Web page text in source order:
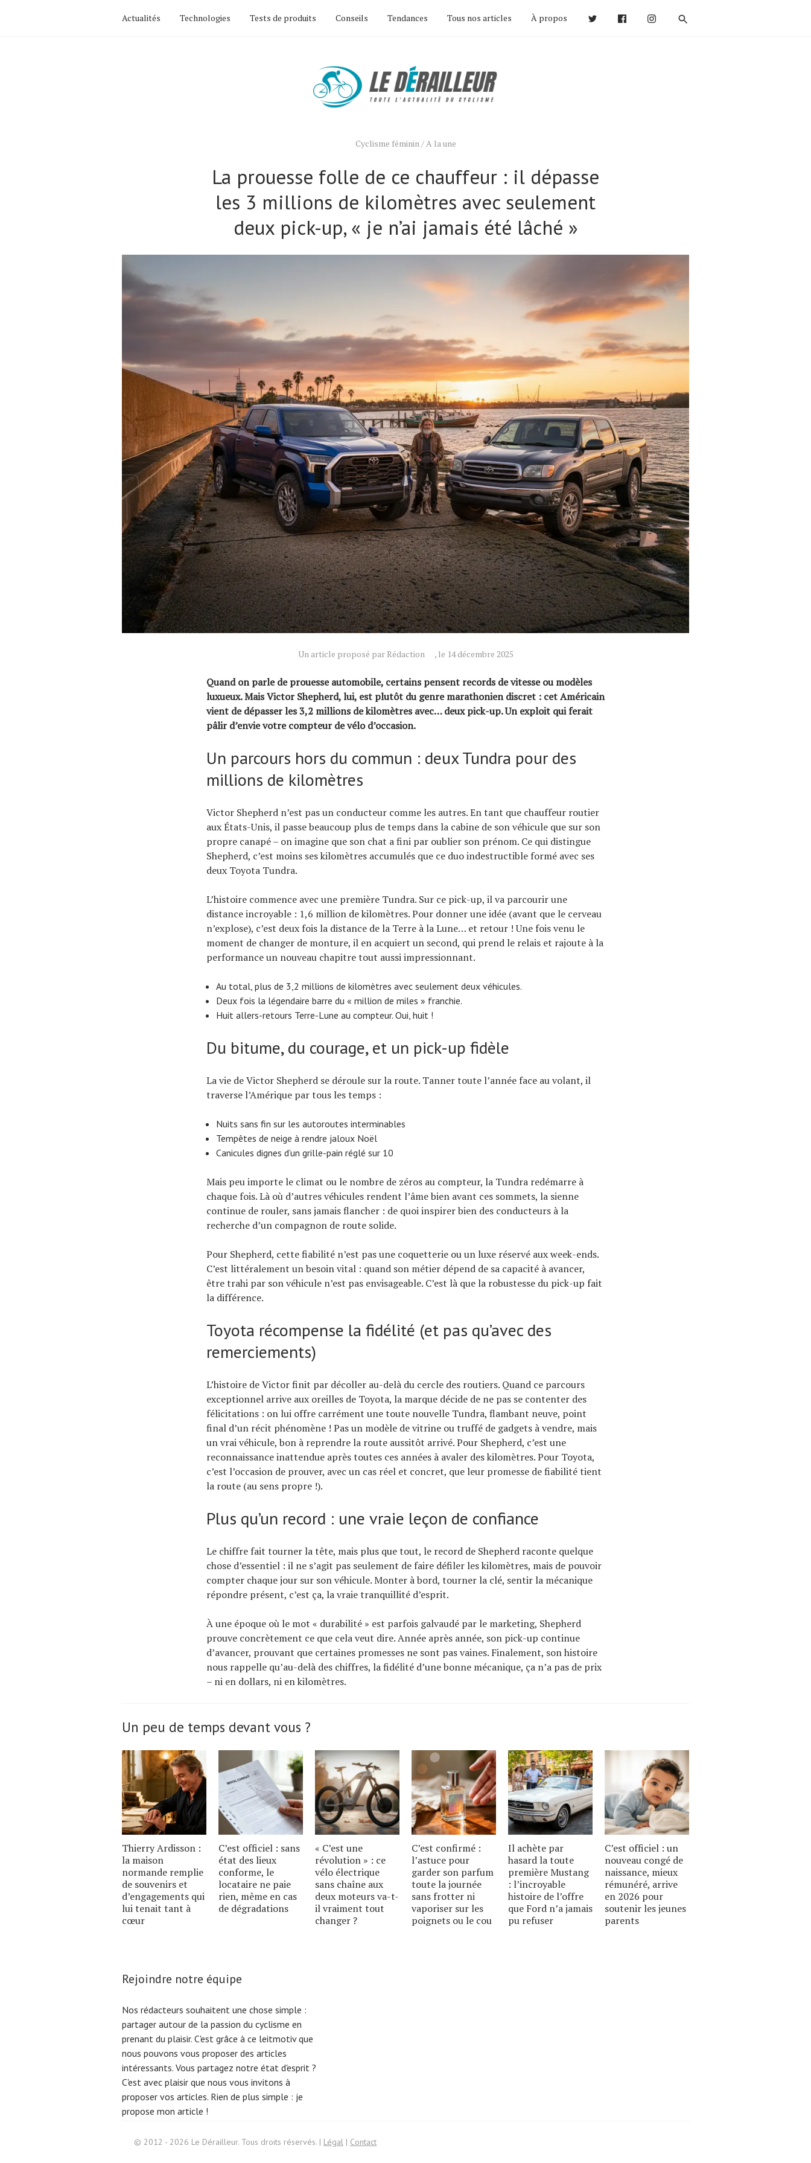
Actualités Technologies Tests de produits Conseils Tendances Tous nos articles À propos
Cyclisme féminin/A la une
La prouesse folle de ce chauffeur : il dépasse
les 3 millions de kilomètres avec seulement
deux pick-up, « je n’ai jamais été lâché »
Un article proposé par Rédaction , le 14 décembre 2025
Quand on parle de prouesse automobile, certains pensent records de vitesse ou modèles
luxueux. Mais Victor Shepherd, lui, est plutôt du genre marathonien discret : cet Américain
vient de dépasser les 3,2 millions de kilomètres avec… deux pick-up. Un exploit qui ferait
pâlir d’envie votre compteur de vélo d’occasion.
Un parcours hors du commun : deux Tundra pour des
millions de kilomètres
Victor Shepherd n’est pas un conducteur comme les autres. En tant que chauffeur routier
aux États-Unis, il passe beaucoup plus de temps dans la cabine de son véhicule que sur son
propre canapé – on imagine que son chat a fini par oublier son prénom. Ce qui distingue
Shepherd, c’est moins ses kilomètres accumulés que ce duo indestructible formé avec ses
deux Toyota Tundra.
L’histoire commence avec une première Tundra. Sur ce pick-up, il va parcourir une
distance incroyable : 1,6 million de kilomètres. Pour donner une idée (avant que le cerveau
n’explose), c’est deux fois la distance de la Terre à la Lune… et retour ! Une fois venu le
moment de changer de monture, il en acquiert un second, qui prend le relais et rajoute à la
performance un nouveau chapitre tout aussi impressionnant.
Au total, plus de 3,2 millions de kilomètres avec seulement deux véhicules.
Deux fois la légendaire barre du « million de miles » franchie.
Huit allers-retours Terre-Lune au compteur. Oui, huit !
Du bitume, du courage, et un pick-up fidèle
La vie de Victor Shepherd se déroule sur la route. Tanner toute l’année face au volant, il
traverse l’Amérique par tous les temps :
Nuits sans fin sur les autoroutes interminables
Tempêtes de neige à rendre jaloux Noël
Canicules dignes d’un grille-pain réglé sur 10
Mais peu importe le climat ou le nombre de zéros au compteur, la Tundra redémarre à
chaque fois. Là où d’autres véhicules rendent l’âme bien avant ces sommets, la sienne
continue de rouler, sans jamais flancher : de quoi inspirer bien des conducteurs à la
recherche d’un compagnon de route solide.
Pour Shepherd, cette fiabilité n’est pas une coquetterie ou un luxe réservé aux week-ends.
C’est littéralement un besoin vital : quand son métier dépend de sa capacité à avancer,
être trahi par son véhicule n’est pas envisageable. C’est là que la robustesse du pick-up fait
la différence.
Toyota récompense la fidélité (et pas qu’avec des
remerciements)
L’histoire de Victor finit par décoller au-delà du cercle des routiers. Quand ce parcours
exceptionnel arrive aux oreilles de Toyota, la marque décide de ne pas se contenter des
félicitations : on lui offre carrément une toute nouvelle Tundra, flambant neuve, point
final d’un récit phénomène ! Pas un modèle de vitrine ou truffé de gadgets à vendre, mais
un vrai véhicule, bon à reprendre la route aussitôt arrivé. Pour Shepherd, c’est une
reconnaissance inattendue après toutes ces années à avaler des kilomètres. Pour Toyota,
c’est l’occasion de prouver, avec un cas réel et concret, que leur promesse de fiabilité tient
la route (au sens propre !).
Plus qu’un record : une vraie leçon de confiance
Le chiffre fait tourner la tête, mais plus que tout, le record de Shepherd raconte quelque
chose d’essentiel : il ne s’agit pas seulement de faire défiler les kilomètres, mais de pouvoir
compter chaque jour sur son véhicule. Monter à bord, tourner la clé, sentir la mécanique
répondre présent, c’est ça, la vraie tranquillité d’esprit.
À une époque où le mot « durabilité » est parfois galvaudé par le marketing, Shepherd
prouve concrètement ce que cela veut dire. Année après année, son pick-up continue
d’avancer, prouvant que certaines promesses ne sont pas vaines. Finalement, son histoire
nous rappelle qu’au-delà des chiffres, la fidélité d’une bonne mécanique, ça n’a pas de prix
– ni en dollars, ni en kilomètres.
Un peu de temps devant vous ?
Thierry Ardisson :
la maison
normande remplie
de souvenirs et
d’engagements qui
lui tenait tant à
cœur
C’est officiel : sans
état des lieux
conforme, le
locataire ne paie
rien, même en cas
de dégradations
« C’est une
révolution » : ce
vélo électrique
sans chaîne aux
deux moteurs va-t-
il vraiment tout
changer ?
C’est confirmé :
l’astuce pour
garder son parfum
toute la journée
sans frotter ni
vaporiser sur les
poignets ou le cou
Il achète par
hasard la toute
première Mustang
: l’incroyable
histoire de l’offre
que Ford n’a jamais
pu refuser
C’est officiel : un
nouveau congé de
naissance, mieux
rémunéré, arrive
en 2026 pour
soutenir les jeunes
parents
Rejoindre notre équipe
Nos rédacteurs souhaitent une chose simple :
partager autour de la passion du cyclisme en
prenant du plaisir. C'est grâce à ce leitmotiv que
nous pouvons vous proposer des articles
intéressants. Vous partagez notre état d'esprit ?
C'est avec plaisir que nous vous invitons à
proposer vos articles. Rien de plus simple : je
propose mon article !
© 2012 - 2026 Le Dérailleur. Tous droits réservés. | Légal | Contact